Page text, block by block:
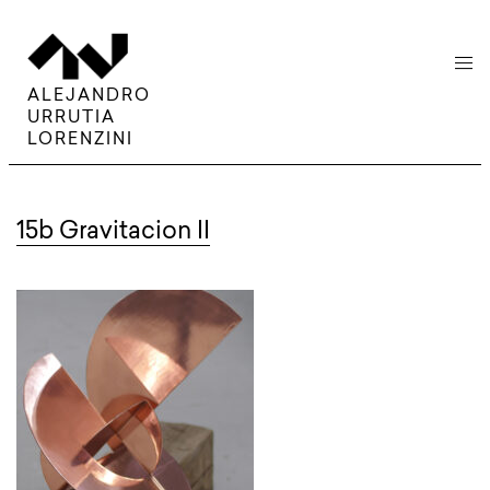
ALEJANDRO
URRUTIA
LORENZINI
menu
15b Gravitacion II